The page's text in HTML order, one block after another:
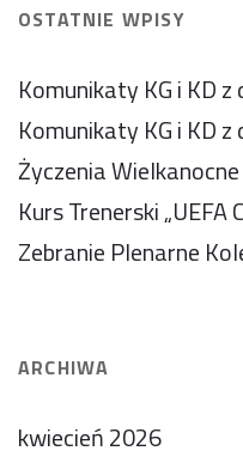
OSTATNIE WPISY
Komunikaty KG i KD
Komunikaty KG i KD
Życzenia Wielkanocne
Kurs Trenerski „UEFA
Zebranie Plenarne
ARCHIWA
kwiecień 2026